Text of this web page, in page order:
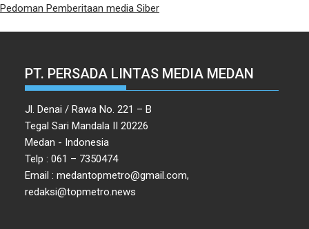
Pedoman Pemberitaan media Siber
PT. PERSADA LINTAS MEDIA MEDAN
Jl. Denai / Rawa No. 221 – B
Tegal Sari Mandala II 20226
Medan - Indonesia
Telp : 061 – 7350474
Email : medantopmetro@gmail.com,
redaksi@topmetro.news